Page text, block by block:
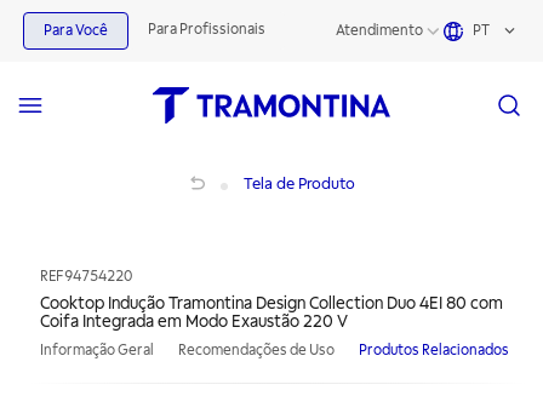
Para Você Para Profissionais Atendimento PT
Tela de Produto
REF94754220
Cooktop Indução Tramontina Design Collection Duo 4EI 80 com
Coifa Integrada em Modo Exaustão 220 V
Informação Geral Recomendações de Uso Produtos Relacionados